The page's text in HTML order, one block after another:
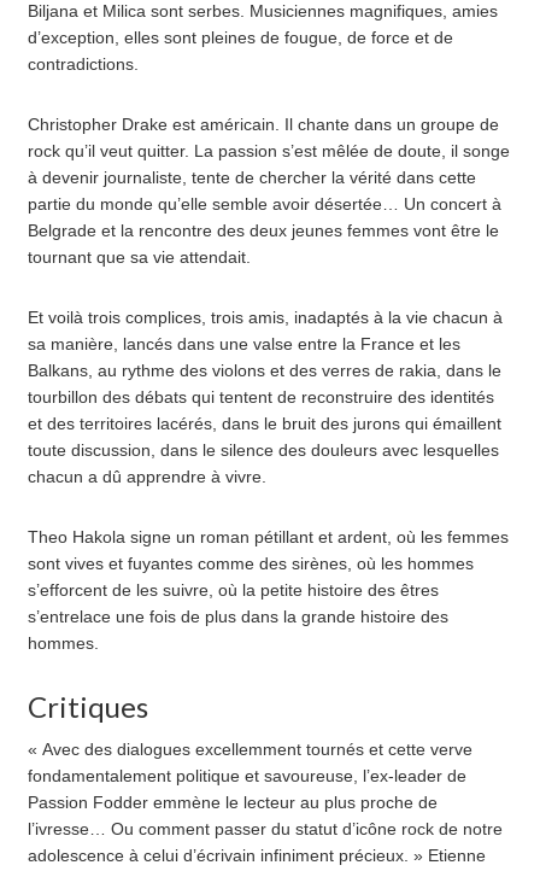
Biljana et Milica sont serbes. Musiciennes magnifiques, amies
d’exception, elles sont pleines de fougue, de force et de
contradictions.
Christopher Drake est américain. Il chante dans un groupe de
rock qu’il veut quitter. La passion s’est mêlée de doute, il songe
à devenir journaliste, tente de chercher la vérité dans cette
partie du monde qu’elle semble avoir désertée… Un concert à
Belgrade et la rencontre des deux jeunes femmes vont être le
tournant que sa vie attendait.
Et voilà trois complices, trois amis, inadaptés à la vie chacun à
sa manière, lancés dans une valse entre la France et les
Balkans, au rythme des violons et des verres de rakia, dans le
tourbillon des débats qui tentent de reconstruire des identités
et des territoires lacérés, dans le bruit des jurons qui émaillent
toute discussion, dans le silence des douleurs avec lesquelles
chacun a dû apprendre à vivre.
Theo Hakola signe un roman pétillant et ardent, où les femmes
sont vives et fuyantes comme des sirènes, où les hommes
s’efforcent de les suivre, où la petite histoire des êtres
s’entrelace une fois de plus dans la grande histoire des
hommes.
Critiques
« Avec des dialogues excellemment tournés et cette verve
fondamentalement politique et savoureuse, l’ex-leader de
Passion Fodder emmène le lecteur au plus proche de
l’ivresse… Ou comment passer du statut d’icône rock de notre
adolescence à celui d’écrivain infiniment précieux. » Etienne